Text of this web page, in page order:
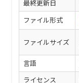
最終更新日
ファイル形式
ファイルサイズ
言語
ライセンス